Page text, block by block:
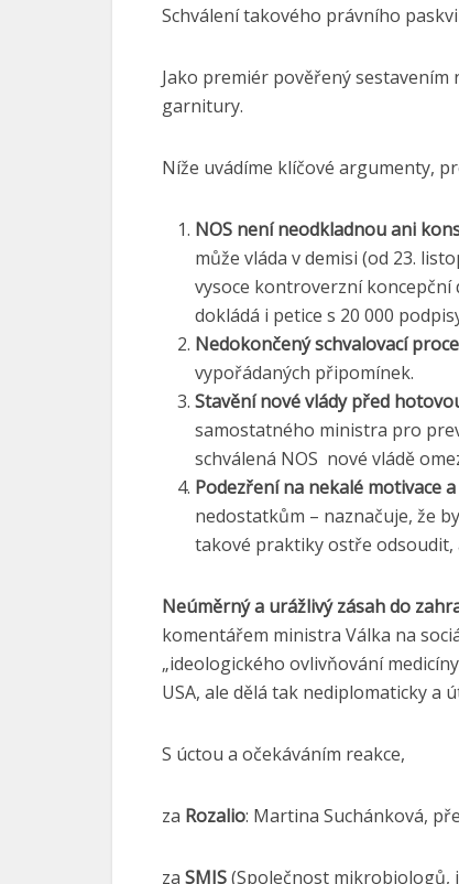
Schválení takového právního
Jako premiér pověřený
garnitury.
Níže uvádíme klíčové argumenty,
NOS není neodkladnou ani
může vláda v demisi (od 23.
vysoce kontroverzní
dokládá i petice s 20 000
Nedokončený schvalovací
vypořádaných připomínek.
Stavění nové vlády před
samostatného ministra pro
schválená NOS nové vládě
Podezření na nekalé motivace
nedostatkům – naznačuje, že
takové praktiky ostře
Neúměrný a urážlivý zásah do
komentářem ministra Válka na
„ideologického ovlivňování
USA, ale dělá tak nediplomaticky a
S úctou a očekáváním reakce,
za Rozalio: Martina Suchánková,
za SMIS(Společnost mikrobiologů,